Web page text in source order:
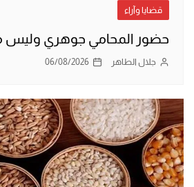
قضايا وآراء
حضور المحامي جوهري وليس
جلال الطاهر 06/08/2026